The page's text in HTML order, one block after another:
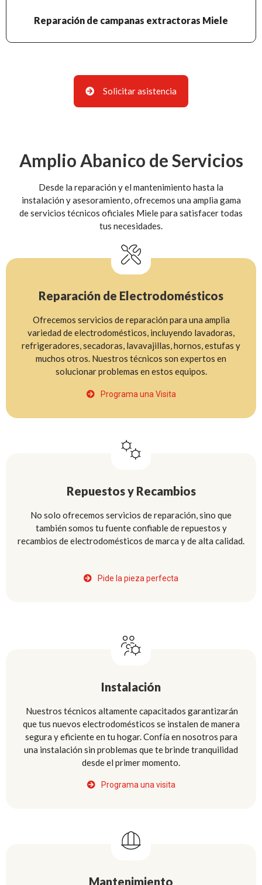
Reparación de campanas extractoras Miele
Solicitar asistencia
Amplio Abanico de Servicios
Desde la reparación y el mantenimiento hasta la
instalación y asesoramiento, ofrecemos una amplia gama
de servicios técnicos oficiales Miele para satisfacer todas
tus necesidades.
Reparación de Electrodomésticos
Ofrecemos servicios de reparación para una amplia
variedad de electrodomésticos, incluyendo lavadoras,
refrigeradores, secadoras, lavavajillas, hornos, estufas y
muchos otros. Nuestros técnicos son expertos en
solucionar problemas en estos equipos.
Programa una Visita
Repuestos y Recambios
No solo ofrecemos servicios de reparación, sino que
también somos tu fuente confiable de repuestos y
recambios de electrodomésticos de marca y de alta calidad.
Pide la pieza perfecta
Instalación
Nuestros técnicos altamente capacitados garantizarán
que tus nuevos electrodomésticos se instalen de manera
segura y eficiente en tu hogar. Confía en nosotros para
una instalación sin problemas que te brinde tranquilidad
desde el primer momento.
Programa una visita
Mantenimiento